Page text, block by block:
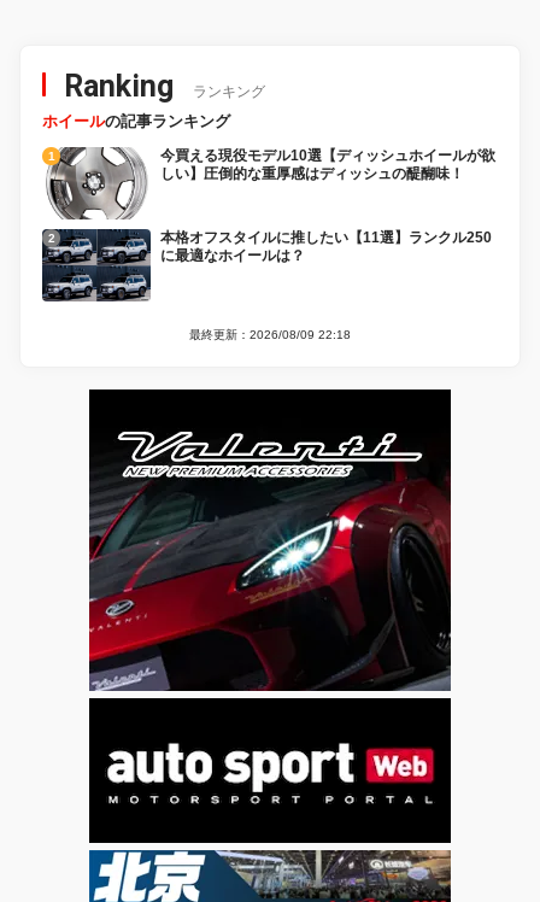
Ranking ランキング
ホイールの記事ランキング
今買える現役モデル10選【ディッシュホイールが欲
しい】圧倒的な重厚感はディッシュの醍醐味！
本格オフスタイルに推したい【11選】ランクル250
に最適なホイールは？
最終更新：2026/08/09 22:18